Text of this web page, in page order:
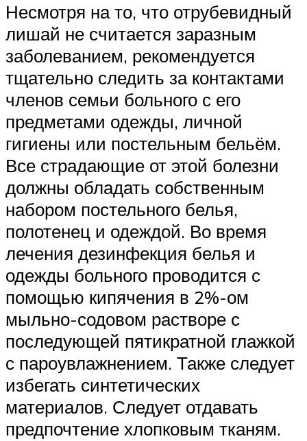
Несмотря на то, что отрубевидный
лишай не считается заразным
заболеванием, рекомендуется
тщательно следить за контактами
членов семьи больного с его
предметами одежды, личной
гигиены или постельным бельём.
Все страдающие от этой болезни
должны обладать собственным
набором постельного белья,
полотенец и одеждой. Во время
лечения дезинфекция белья и
одежды больного проводится с
помощью кипячения в 2%-ом
мыльно-содовом растворе с
последующей пятикратной глажкой
с пароувлажнением. Также следует
избегать синтетических
материалов. Следует отдавать
предпочтение хлопковым тканям.